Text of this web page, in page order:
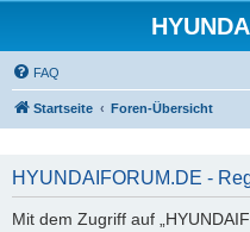
FAQ
Startseite Foren-Übersicht
HYUNDAIFORUM.DE -
Mit dem Zugriff auf